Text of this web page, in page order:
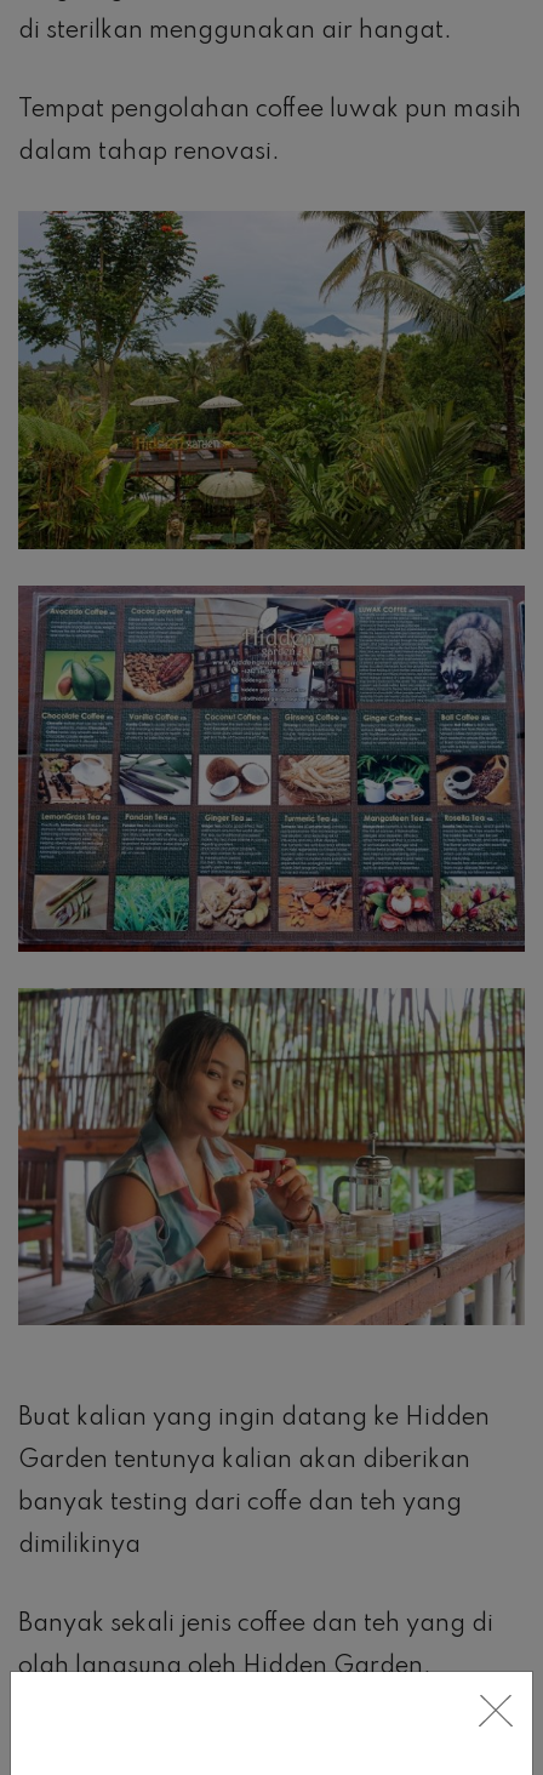
di sterilkan menggunakan air hangat.
Tempat pengolahan coffee luwak pun masih
dalam tahap renovasi.
Buat kalian yang ingin datang ke Hidden
Garden tentunya kalian akan diberikan
banyak testing dari coffe dan teh yang
dimilikinya
Banyak sekali jenis coffee dan teh yang di
olah langsung oleh Hidden Garden.